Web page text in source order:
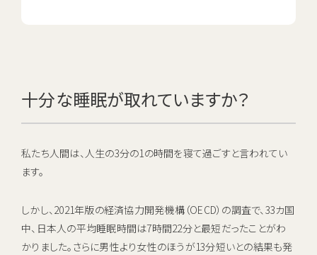
十分な睡眠が取れていますか？
私たち人間は、人生の3分の1の時間を寝て過ごすと言われてい
ます。
しかし、2021年版の経済協力開発機構（OECD）の調査で、33カ国
中、日本人の平均睡眠時間は7時間22分と最短だったことがわ
かりました。さらに男性より女性のほうが13分短いとの結果も発